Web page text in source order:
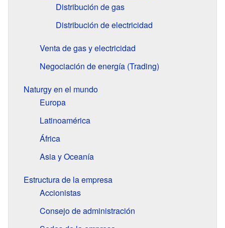
Distribución de gas
Distribución de electricidad
Venta de gas y electricidad
Negociación de energía (Trading)
Naturgy en el mundo
Europa
Latinoamérica
África
Asia y Oceanía
Estructura de la empresa
Accionistas
Consejo de administración